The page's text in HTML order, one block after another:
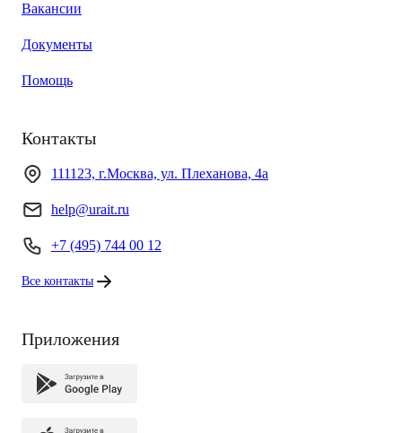
Вакансии
Документы
Помощь
Контакты
111123, г.Москва, ул. Плеханова, 4а
help@urait.ru
+7 (495) 744 00 12
Все контакты
Приложения